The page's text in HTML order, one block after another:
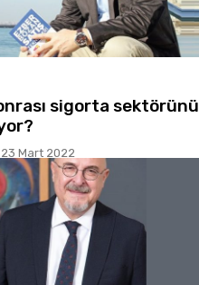
sigorta sektörünü
23 Mart 2022